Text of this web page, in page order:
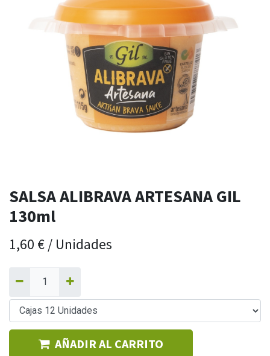
SALSA ALIBRAVA ARTESANA GIL
130ml
1,60 € / Unidades
AÑADIR AL CARRITO